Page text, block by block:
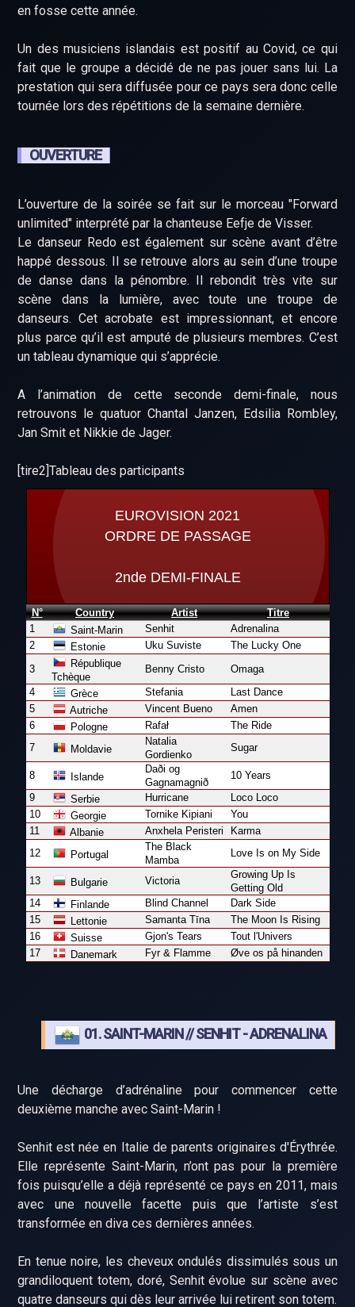
en fosse cette année.
Un des musiciens islandais est positif au Covid, ce qui
fait que le groupe a décidé de ne pas jouer sans lui. La
prestation qui sera diffusée pour ce pays sera donc celle
tournée lors des répétitions de la semaine dernière.
OUVERTURE
L’ouverture de la soirée se fait sur le morceau "Forward
unlimited" interprété par la chanteuse Eefje de Visser.
Le danseur Redo est également sur scène avant d’être
happé dessous. Il se retrouve alors au sein d’une troupe
de danse dans la pénombre. Il rebondit très vite sur
scène dans la lumière, avec toute une troupe de
danseurs. Cet acrobate est impressionnant, et encore
plus parce qu’il est amputé de plusieurs membres. C’est
un tableau dynamique qui s’apprécie.
A l’animation de cette seconde demi-finale, nous
retrouvons le quatuor Chantal Janzen, Edsilia Rombley,
Jan Smit et Nikkie de Jager.
[tire2]Tableau des participants
EUROVISION 2021
ORDRE DE PASSAGE
2nde DEMI-FINALE
N° Country Artist
Titre
1
Saint-Marin Senhit
Adrenalina
2
Estonie Uku Suviste
The Lucky One
3
République
Tchèque
Benny Cristo
Omaga
4
Grèce Stefania
Last Dance
5
Autriche Vincent Bueno
Amen
6
Pologne Rafał
The Ride
7
Moldavie
Natalia
Gordienko
Sugar
8 Islande
Daði og
Gagnamagnið
10 Years
9
Serbie Hurricane
Loco Loco
10
Georgie Tornike Kipiani
You
11
Albanie Anxhela Peristeri
Karma
12
Portugal
The Black
Mamba
Love Is on My Side
13 Bulgarie Victoria
Growing Up Is
Getting Old
14
Finlande Blind Channel
Dark Side
15
Lettonie Samanta Tīna
The Moon Is Rising
16
Suisse Gjon's Tears
Tout l'Univers
17
Danemark Fyr & Flamme Øve os på hinanden
01. SAINT-MARIN // SENHIT - ADRENALINA
Une décharge d’adrénaline pour commencer cette
deuxième manche avec Saint-Marin !
Senhit est née en Italie de parents originaires d'Érythrée.
Elle représente Saint-Marin, n’ont pas pour la première
fois puisqu’elle a déjà représenté ce pays en 2011, mais
avec une nouvelle facette puis que l’artiste s’est
transformée en diva ces dernières années.
En tenue noire, les cheveux ondulés dissimulés sous un
grandiloquent totem, doré, Senhit évolue sur scène avec
quatre danseurs qui dès leur arrivée lui retirent son totem.